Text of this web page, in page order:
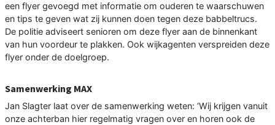
een flyer gevoegd met informatie om ouderen te waarschuwen
en tips te geven wat zij kunnen doen tegen deze babbeltrucs.
De politie adviseert senioren om deze flyer aan de binnenkant
van hun voordeur te plakken. Ook wijkagenten verspreiden deze
flyer onder de doelgroep.
Samenwerking MAX
Jan Slagter laat over de samenwerking weten: ‘Wij krijgen vanuit
onze achterban hier regelmatig vragen over en horen ook de